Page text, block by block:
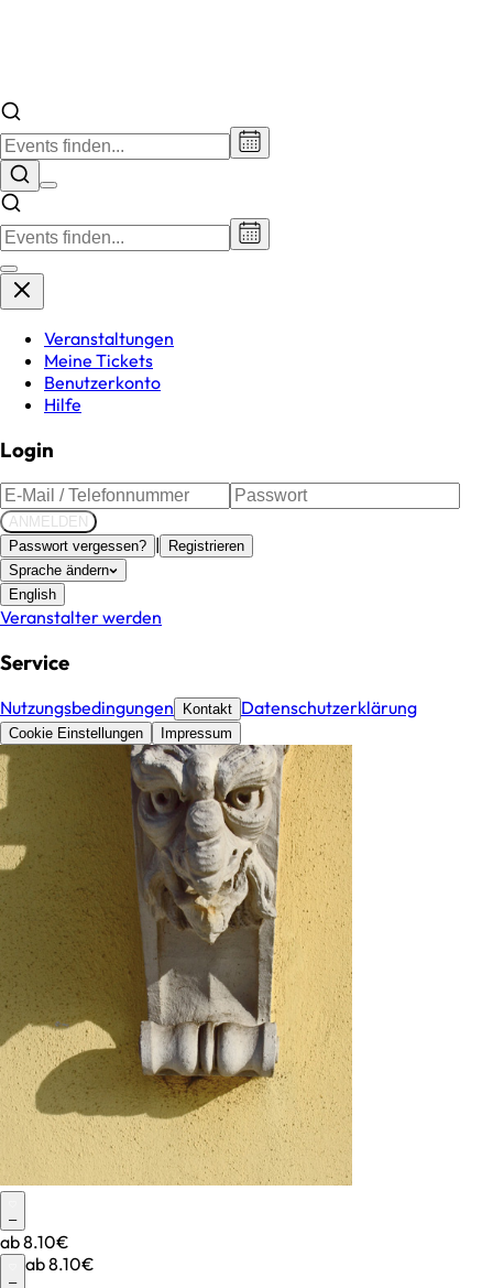
Veranstaltungen
Meine Tickets
Benutzerkonto
Hilfe
Login
ANMELDEN
Passwort vergessen? |
Registrieren
Sprache ändern
English
Veranstalter werden
Service
Nutzungsbedingungen Kontakt Datenschutzerklärung
Cookie Einstellungen Impressum
–
ab8.10€
–
ab8.10€